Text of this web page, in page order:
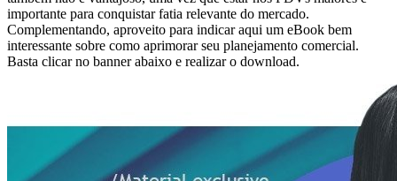
importante para conquistar fatia relevante do mercado.
Complementando, aproveito para indicar aqui um eBook bem
interessante sobre como aprimorar seu planejamento comercial.
Basta clicar no banner abaixo e realizar o download.